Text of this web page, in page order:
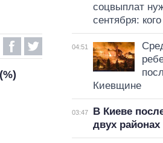
соцвыплат
сентября:
04:51
Киевщине
03:47
В Киеве
двух